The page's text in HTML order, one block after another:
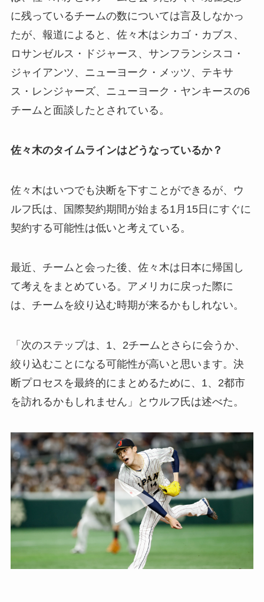
に残っているチームの数については言及しなかっ
たが、報道によると、佐々木はシカゴ・カブス、
ロサンゼルス・ドジャース、サンフランシスコ・
ジャイアンツ、ニューヨーク・メッツ、テキサ
ス・レンジャーズ、ニューヨーク・ヤンキースの6
チームと面談したとされている。
佐々木のタイムラインはどうなっているか？
佐々木はいつでも決断を下すことができるが、ウ
ルフ氏は、国際契約期間が始まる1月15日にすぐに
契約する可能性は低いと考えている。
最近、チームと会った後、佐々木は日本に帰国し
て考えをまとめている。アメリカに戻った際に
は、チームを絞り込む時期が来るかもしれない。
「次のステップは、1、2チームとさらに会うか、
絞り込むことになる可能性が高いと思います。決
断プロセスを最終的にまとめるために、1、2都市
を訪れるかもしれません」とウルフ氏は述べた。